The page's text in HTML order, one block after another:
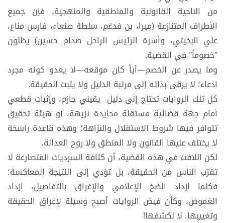
​من الناحية القانونية والمنطقية والمنهجية، فإن جميع
الأطراف المتنازعة (ميرا، بن فدغم، سلطة صنعاء، فارس مناع،
علي البخيتي، وأسرة الرئيس الراحل صدام حسين) يظلون
"خصوماً" في القضية.
وما يصدر عن الخصم—أياً كان موقعه—لا يعدو كونه مجرد
ادعاء؛ لا يرقى بذاته إلى مرتبة الدليل ولا يثبت الحقيقة.
​كل تلك الروايات تحتاج إلى دليل يقيني جازم، وإثبات قطعي
أمام جهة قضائية مستقلة محايدة نزيهة، أو هيئة تحقيق
تتوافر فيها شروط الاستقلال والنزاهة؛ وهذه قاعدة راسخة
لا يختلف عليها القانون ولا المنطق ولا روح العدالة.
​لكن اللافت في هذه القضية، أن كثافة السرديات المتصارعة لا
تقرّب الناس من الحقيقة، بل تؤدي إلى النتيجة المعاكسة؛
فكلما ازداد الضخ الإعلامي والإغراق بالتفاصيل، ازداد
الغموض، وكأن فيض الروايات أصبح وسيلة لإغراق الحقيقة
وتغييبها، لا لكشفها!